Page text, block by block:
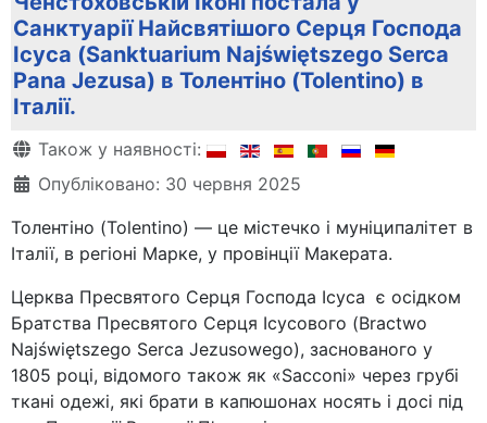
Санктуарії Найсвятішого Серця Господа
Ісуса (Sanktuarium Najświętszego Serca
Pana Jezusa) в Толентіно (Tolentino) в
Італії.
Деталі
Також у наявності:
Опубліковано: 30 червня 2025
Толентіно (Tolentino) — це містечко і муніципалітет в
Італії, в регіоні Марке, у провінції Макерата.
Церква Пресвятого Серця Господа Ісуса є осідком
Братства Пресвятого Серця Ісусового (Bractwo
Najświętszego Serca Jezusowego), заснованого у
1805 році, відомого також як «Sacconi» через грубі
ткані одежі, які брати в капюшонах носять і досі під